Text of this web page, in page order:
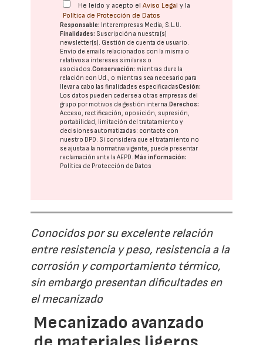
He leído y acepto elAviso Legal y la
Política de Protección de Datos
Responsable: Interempresas Media, S.L.U.
Finalidades: Suscripción a nuestra(s)
newsletter(s). Gestión de cuenta de usuario.
Envío de emails relacionados con la misma o
relativos a intereses similares o
asociados.Conservación: mientras dure la
relación con Ud., o mientras sea necesario para
llevar a cabo las finalidades especificadasCesión:
Los datos pueden cederse a otras empresas del
grupo por motivos de gestión interna.Derechos:
Acceso, rectificación, oposición, supresión,
portabilidad, limitación del tratatamiento y
decisiones automatizadas: contacte con
nuestro DPD. Si considera que el tratamiento no
se ajusta a la normativa vigente, puede presentar
reclamación ante laAEPD.Más información:
Política de Protección de Datos
Conocidos por su excelente relación
entre resistencia y peso, resistencia a la
corrosión y comportamiento térmico,
sin embargo presentan dificultades en
el mecanizado
Mecanizado avanzado